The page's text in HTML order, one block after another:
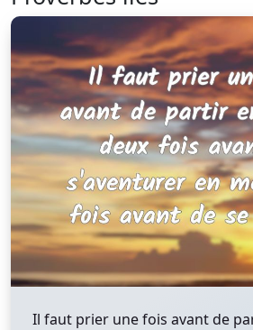
Il faut prier une fois avant de